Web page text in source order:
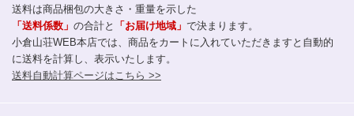
送料は商品梱包の大きさ・重量を示した
「送料係数」 の合計と 「お届け地域」 で決まります。
小倉山荘WEB本店では、商品をカートに入れていただきますと自動的
に送料を計算し、表示いたします。
送料自動計算ページはこちら >>